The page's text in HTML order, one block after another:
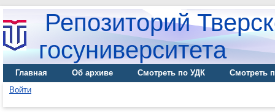
Репозиторий
госуниверситета
Главная Об архиве Смотреть по УДК
Смотреть
Войти